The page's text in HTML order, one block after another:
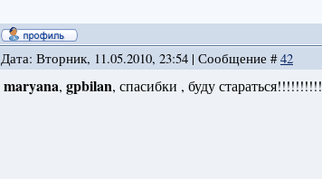
Дата: Вторник, 11.05.2010, 23:54 | Сообщение #42
maryana, gpbilan, спасибки , буду стараться!!!!!!!!!!